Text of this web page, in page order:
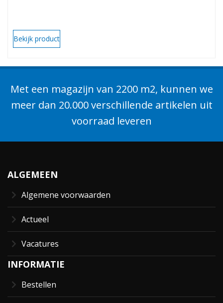
Bekijk product
Met een magazijn van 2200 m2, kunnen we
meer dan 20.000 verschillende artikelen uit
voorraad leveren
ALGEMEEN
Algemene voorwaarden
Actueel
Vacatures
INFORMATIE
Bestellen